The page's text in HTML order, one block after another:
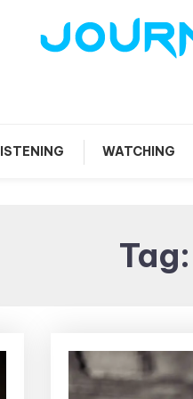
WATCHING
Tag: